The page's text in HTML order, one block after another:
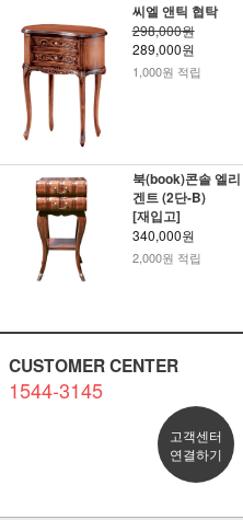
씨엘 앤틱 협탁
298,000원
289,000원
1,000원 적립
북(book)콘솔 엘리
겐트 (2단-B)
[재입고]
340,000원
2,000원 적립
CUSTOMER CENTER
1544-3145
고객센터
연결하기